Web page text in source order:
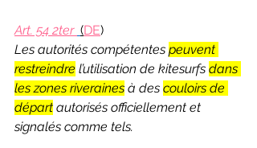
Art. 54 2ter (DE)
Les autorités compétentes peuvent
restreindre l’utilisation de kitesurfs dans
les zones riveraines à des couloirs de
départ autorisés officiellement et
signalés comme tels.